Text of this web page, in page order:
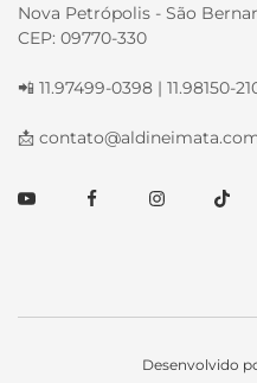
Nova Petrópolis - São
CEP: 09770-330
📲 11.97499-0398 | 11.98150-
📩
YoutubeFacebookInstagram
Desenvolvido